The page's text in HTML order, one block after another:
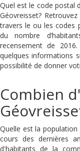
Quel est le code postal
Géovreisset?
travers le ou les codes
du nombre
recensement de
quelques informations
possibilité de donner
Combien
Quelle est la
cours des dernières
d'habitants de la